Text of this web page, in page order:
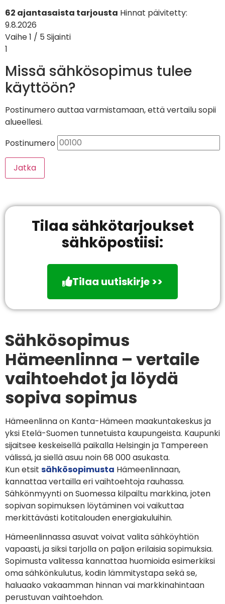
62 ajantasaista tarjousta Hinnat päivitetty:
9.8.2026
Vaihe 1 / 5 Sijainti
1
Missä sähkösopimus tulee
käyttöön?
Postinumero auttaa varmistamaan, että vertailu sopii
alueellesi.
Postinumero
Jatka
Tilaa sähkötarjoukset
sähköpostiisi:
Tilaa uutiskirje >>
Sähkösopimus
Hämeenlinna – vertaile
vaihtoehdot ja löydä
sopiva sopimus
Hämeenlinna on Kanta-Hämeen maakuntakeskus ja
yksi Etelä-Suomen tunnetuista kaupungeista. Kaupunki
sijaitsee keskeisellä paikalla Helsingin ja Tampereen
välissä, ja siellä asuu noin 68 000 asukasta.
Kun etsit sähkösopimusta Hämeenlinnaan,
kannattaa vertailla eri vaihtoehtoja rauhassa.
Sähkönmyynti on Suomessa kilpailtu markkina, joten
sopivan sopimuksen löytäminen voi vaikuttaa
merkittävästi kotitalouden energiakuluihin.
Hämeenlinnassa asuvat voivat valita sähköyhtiön
vapaasti, ja siksi tarjolla on paljon erilaisia sopimuksia.
Sopimusta valitessa kannattaa huomioida esimerkiksi
oma sähkönkulutus, kodin lämmitystapa sekä se,
haluaako vakaamman hinnan vai markkinahintaan
perustuvan vaihtoehdon.